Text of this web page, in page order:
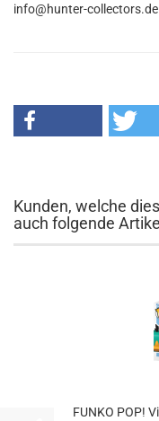
info@hunter-collectors.de
Kunden, welche
auch folgende
FUNKO POP!